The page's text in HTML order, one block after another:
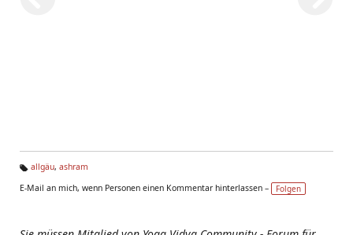
g
allgäu, ashram
E-Mail an mich, wenn Personen einen Kommentar hinterlassen –
Folgen